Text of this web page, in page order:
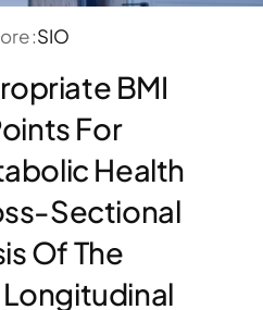
CENTRI
SOCI
:SIO
BMI
For
Health
Sectional
Of The